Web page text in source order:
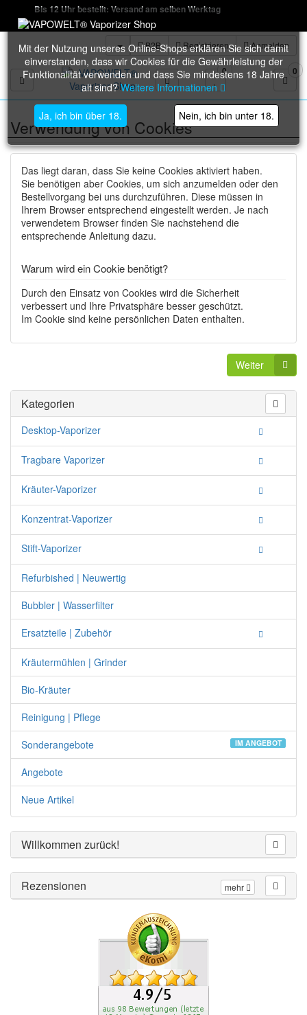
Bis 12 Uhr bestellt: Versand am selben Werktag
B2B Registrieren Anmelden
Toggle navigation
0 0
Mit der Nutzung unseres Online-Shops erklären Sie sich damit
einverstanden, dass wir Cookies für die Gewährleistung der
Funktionalität verwenden und dass Sie mindestens 18 Jahre
alt sind?Weitere Informationen
Ja, ich bin über 18. Nein, ich bin unter 18.
Verwendung von Cookies
Das liegt daran, dass Sie keine Cookies aktiviert haben.
Sie benötigen aber Cookies, um sich anzumelden oder den
Bestellvorgang bei uns durchzuführen. Diese müssen in
Ihrem Browser entsprechend eingestellt werden. Je nach
verwendetem Browser finden Sie nachstehend die
entsprechende Anleitung dazu.
Warum wird ein Cookie benötigt?
Durch den Einsatz von Cookies wird die Sicherheit
verbessert und Ihre Privatsphäre besser geschützt.
Im Cookie sind keine persönlichen Daten enthalten.
Weiter
Kategorien
Desktop-Vaporizer
Tragbare Vaporizer
Kräuter-Vaporizer
Konzentrat-Vaporizer
Stift-Vaporizer
Refurbished | Neuwertig
Bubbler | Wasserfilter
Ersatzteile | Zubehör
Kräutermühlen | Grinder
Bio-Kräuter
Reinigung | Pflege
Sonderangebote
IM ANGEBOT
Angebote
Neue Artikel
Willkommen zurück!
mehr
Rezensionen